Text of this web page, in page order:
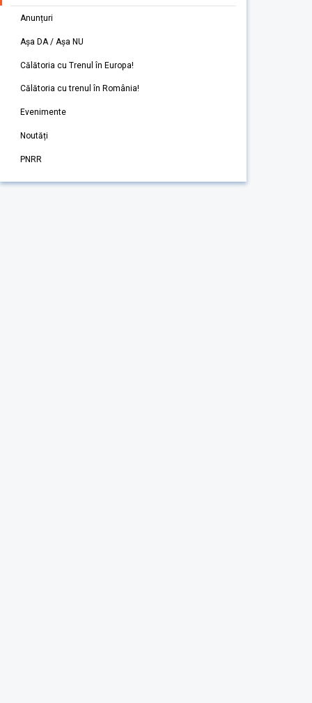
Anunțuri
Așa DA / Așa NU
Călătoria cu Trenul în Europa!
Călătoria cu trenul în România!
Evenimente
Noutăți
PNRR